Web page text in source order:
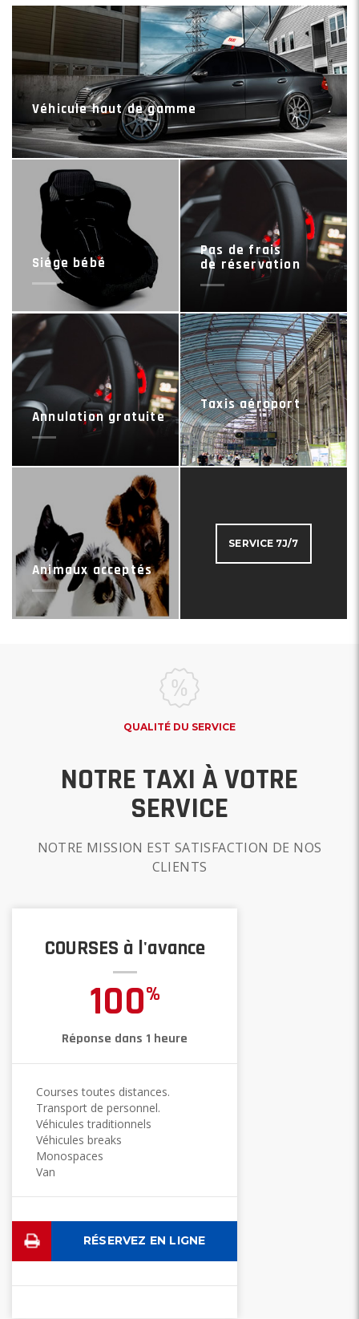
Véhicule haut de gamme
Siége bébé
Pas de frais
de réservation
Annulation gratuite
Taxis aéroport
Animaux acceptés
SERVICE 7J/7
QUALITÉ DU SERVICE
NOTRE TAXI À VOTRE
SERVICE
NOTRE MISSION EST SATISFACTION DE NOS
CLIENTS
COURSES à l'avance
100%
Réponse dans 1 heure
Courses toutes distances.
Transport de personnel.
Véhicules traditionnels
Véhicules breaks
Monospaces
Van
RÉSERVEZ EN LIGNE